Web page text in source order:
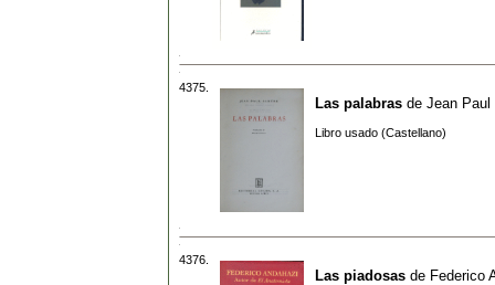
4375.
Las palabras de Jean Paul
Libro usado (Castellano)
4376.
Las piadosas de Federico